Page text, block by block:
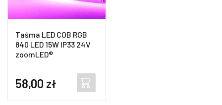
Taśma LED COB RGB
840 LED 15W IP33 24V
zoomLED®
58,00 zł